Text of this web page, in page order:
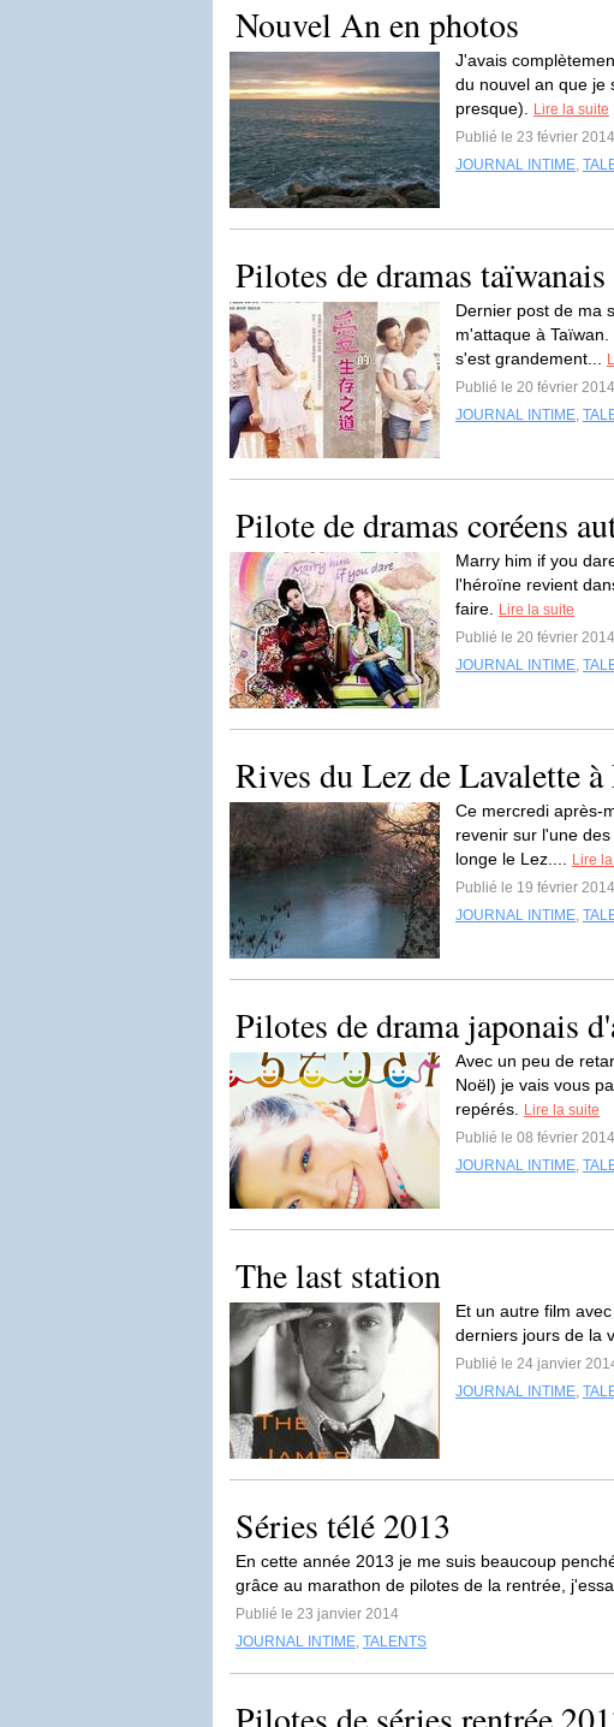
Nouvel An en photos
J'avais
du nouvel an que je
presque).
Lire la suite
Publié le 23 février 2014
JOURNAL INTIME,
Pilotes de dramas
Dernier post de ma
m'attaque à
s'est grandement...
Publié le 20 février 2014
JOURNAL INTIME,
Pilote de dramas coréens
Marry him if you
l'héroïne revient
faire.
Lire la suite
Publié le 20 février 2014
JOURNAL INTIME,
Rives du Lez de Lavalette
Ce mercredi après-
revenir sur l'une
longe le Lez....
Lire
Publié le 19 février 2014
JOURNAL INTIME,
Pilotes de drama japonais
Avec un peu de
Noël) je vais vous
repérés.
Lire la suite
Publié le 08 février 2014
JOURNAL INTIME,
The last station
Et un autre film
derniers jours de la
Publié le 24 janvier
JOURNAL INTIME,
Séries télé 2013
En cette année 2013 je me suis beaucoup
grâce au marathon de pilotes de la rentrée,
Publié le 23 janvier 2014
JOURNAL INTIME, TALENTS